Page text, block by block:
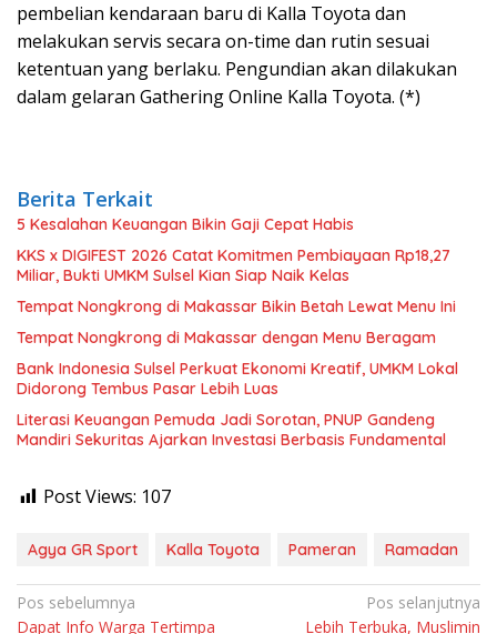
pembelian kendaraan baru di Kalla Toyota dan
melakukan servis secara on-time dan rutin sesuai
ketentuan yang berlaku. Pengundian akan dilakukan
dalam gelaran Gathering Online Kalla Toyota. (*)
Berita Terkait
5 Kesalahan Keuangan Bikin Gaji Cepat Habis
KKS x DIGIFEST 2026 Catat Komitmen Pembiayaan Rp18,27
Miliar, Bukti UMKM Sulsel Kian Siap Naik Kelas
Tempat Nongkrong di Makassar Bikin Betah Lewat Menu Ini
Tempat Nongkrong di Makassar dengan Menu Beragam
Bank Indonesia Sulsel Perkuat Ekonomi Kreatif, UMKM Lokal
Didorong Tembus Pasar Lebih Luas
Literasi Keuangan Pemuda Jadi Sorotan, PNUP Gandeng
Mandiri Sekuritas Ajarkan Investasi Berbasis Fundamental
Post Views: 107
Agya GR Sport Kalla Toyota Pameran Ramadan
Navigasi
Pos sebelumnya
Dapat Info Warga Tertimpa
Pos selanjutnya
Lebih Terbuka, Muslimin